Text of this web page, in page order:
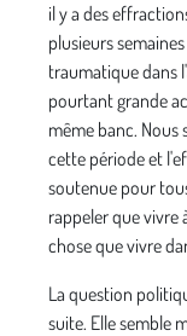
il y a des
plusieurs
traumatique dans
pourtant grande
même banc.
cette période et
soutenue pour
rappeler que vivre
chose que vivre
La question
suite. Elle semble